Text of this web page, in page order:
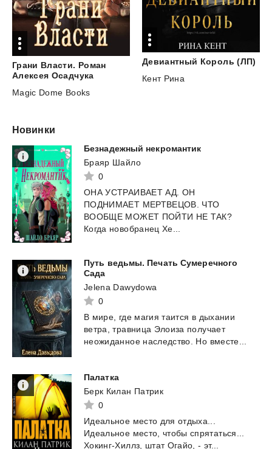
Грани Власти. Роман
Алексея Осадчука
Magic Dome Books
Девиантный Король (ЛП)
Кент Рина
Новинки
Безнадежный некромантик
Браяр Шайло
0
ОНА УСТРАИВАЕТ АД. ОН
ПОДНИМАЕТ МЕРТВЕЦОВ. ЧТО
ВООБЩЕ МОЖЕТ ПОЙТИ НЕ ТАК?
Когда новобранец Хе...
Путь ведьмы. Печать Сумеречного
Сада
Jelena Dawydowa
0
В мире, где магия таится в дыхании
ветра,
травница Элоиза получает
неожиданное наследство. Но вместе...
Палатка
Берк Килан Патрик
0
Идеальное место для отдыха...
Идеальное место, чтобы спрятаться...
Хокинг-Хиллз,
штат Огайо, - эт...